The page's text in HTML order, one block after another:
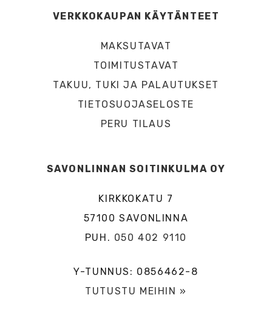
VERKKOKAUPAN KÄYTÄNTEET
MAKSUTAVAT
TOIMITUSTAVAT
TAKUU, TUKI JA PALAUTUKSET
TIETOSUOJASELOSTE
PERU TILAUS
SAVONLINNAN SOITINKULMA OY
KIRKKOKATU 7
57100 SAVONLINNA
PUH. 050 402 9110
Y-TUNNUS: 0856462-8
TUTUSTU MEIHIN »